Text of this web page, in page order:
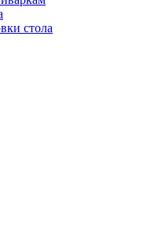
стола